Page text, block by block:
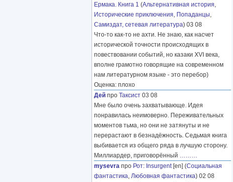
Ермака. Книга 1 (Альтернативная история,
Исторические приключения, Попаданцы,
Самиздат, сетевая литература) 03 08
Что-то как-то не ахти. Не знаю, как насчет
исторической точности происходящих в
повествовании событий, но казаки XVI века,
вполне грамотно говорящие на современном
нам литературном языке - это перебор)
Оценка: плохо
Дей про Таксист 03 08
Мне было очень захватывающе. Идея
понравилась неимоверно. Переживательных
моментов тьма, но они не затянуты и не
перерастают в безнадёжность. Седьмая книга
выбивается из общего ряда в лучшую сторону.
Миллиардер, приговорённый ………
mysevra про Рот: Insurgent[en] (Социальная
фантастика, Любовная фантастика) 02 08